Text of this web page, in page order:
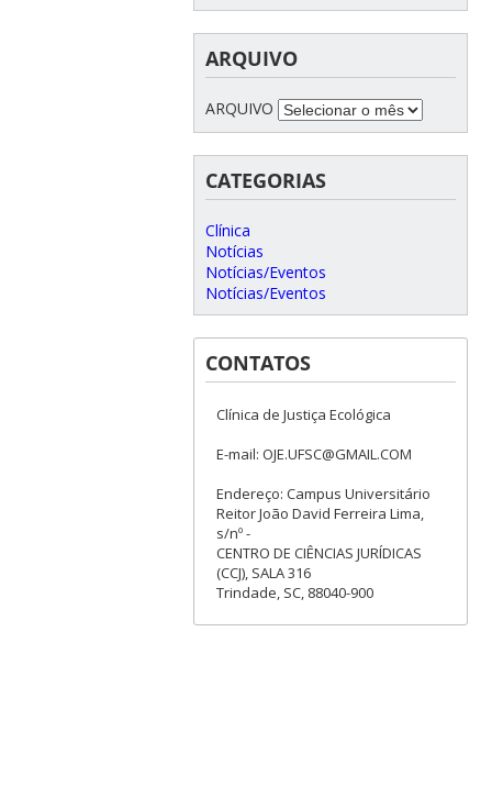
ARQUIVO
ARQUIVO
CATEGORIAS
Clínica
Notícias
Notícias/Eventos
Notícias/Eventos
CONTATOS
Clínica de Justiça Ecológica
E-mail: OJE.UFSC@GMAIL.COM
Endereço: Campus Universitário
Reitor João David Ferreira Lima,
s/nº -
CENTRO DE CIÊNCIAS JURÍDICAS
(CCJ), SALA 316
Trindade, SC, 88040-900